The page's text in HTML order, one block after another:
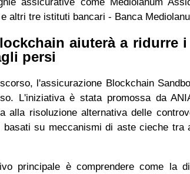
altri tre istituti bancari - Banca
aiuterà a ridurre
persi
l'assicurazione Blockchain
L'iniziativa è stata promossa da
alla risoluzione alternativa delle
basati su meccanismi di aste cieche tra
principale è comprendere come la